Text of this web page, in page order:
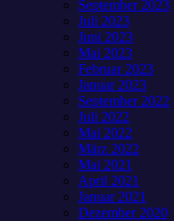
September 2023
Juli 2023
Juni 2023
Mai 2023
Februar 2023
Januar 2023
September 2022
Juli 2022
Mai 2022
März 2022
Mai 2021
April 2021
Januar 2021
Dezember 2020